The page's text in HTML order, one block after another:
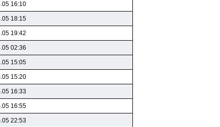
16:10
18:15
19:42
02:36
15:05
15:20
16:33
16:55
22:53